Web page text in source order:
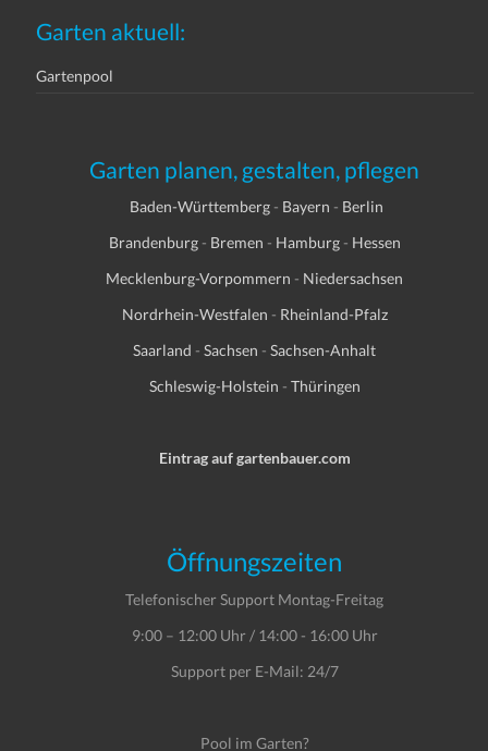
Garten aktuell:
Gartenpool
Garten planen, gestalten, pflegen
Baden-Württemberg- Bayern - Berlin
Brandenburg- Bremen - Hamburg- Hessen
Mecklenburg-Vorpommern - Niedersachsen
Nordrhein-Westfalen - Rheinland-Pfalz
Saarland -Sachsen -Sachsen-Anhalt
Schleswig-Holstein - Thüringen
Eintrag auf gartenbauer.com
Öffnungszeiten
Telefonischer Support Montag-Freitag
9:00 – 12:00 Uhr / 14:00 - 16:00 Uhr
Support per E-Mail: 24/7
Pool im Garten?